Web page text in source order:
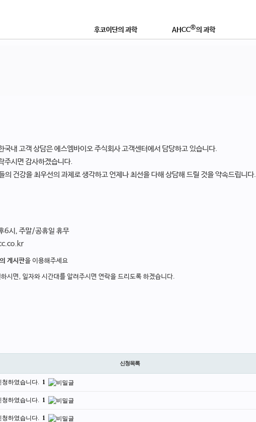
후코이단의 과학 AHCC®의 과학
국내 고객 상담은 에스엠바이오 주식회사 고객센터에서 담당하고 있습니다.
주시면 감사하겠습니다.
의 건강을 최우선의 과제로 생각하고 언제나 최선을 다해 상담해 드릴 것을 약속드립니다.
6시, 주말/공휴일 휴무
게시판을 이용해주세요
시면, 일자와 시간대를 알려주시면 연락을 드리도록 하겠습니다.
신청목록
하였습니다. 1
하였습니다. 1
하였습니다. 1